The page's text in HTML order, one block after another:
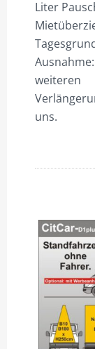
Liter
weiteren
uns.